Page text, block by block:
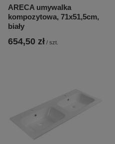
ARECA umywalka
kompozytowa, 71x51,5cm,
biały
654,50 zł / szt.